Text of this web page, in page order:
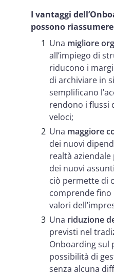
I vantaggi
possono
Una migliore
all’impiego di
riducono i
di archiviare in
semplificano
rendono i flussi
veloci;
Una maggiore
dei nuovi
realtà
dei nuovi
ciò permette di
comprende fino
valori
Una riduzione
previsti nel
Onboarding sul
possibilità di
senza alcuna